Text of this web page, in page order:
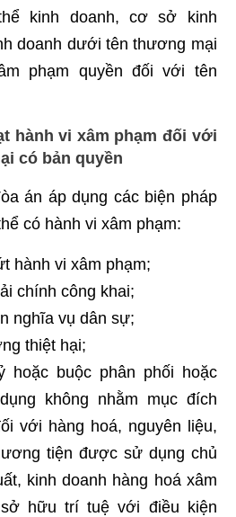
kinh doanh, cơ sở kinh
doanh dưới tên thương mại
phạm quyền đối với tên
hành vi xâm phạm đối với
có bản quyền
án áp dụng các biện pháp
có hành vi xâm phạm:
hành vi xâm phạm;
chính công khai;
nghĩa vụ dân sự;
thiệt hại;
hoặc buộc phân phối hoặc
không nhằm mục đích
với hàng hoá, nguyên liệu,
tiện được sử dụng chủ
kinh doanh hàng hoá xâm
sở hữu trí tuệ với điều kiện